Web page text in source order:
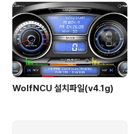
WolfNCU 설치파일(v4.1g)